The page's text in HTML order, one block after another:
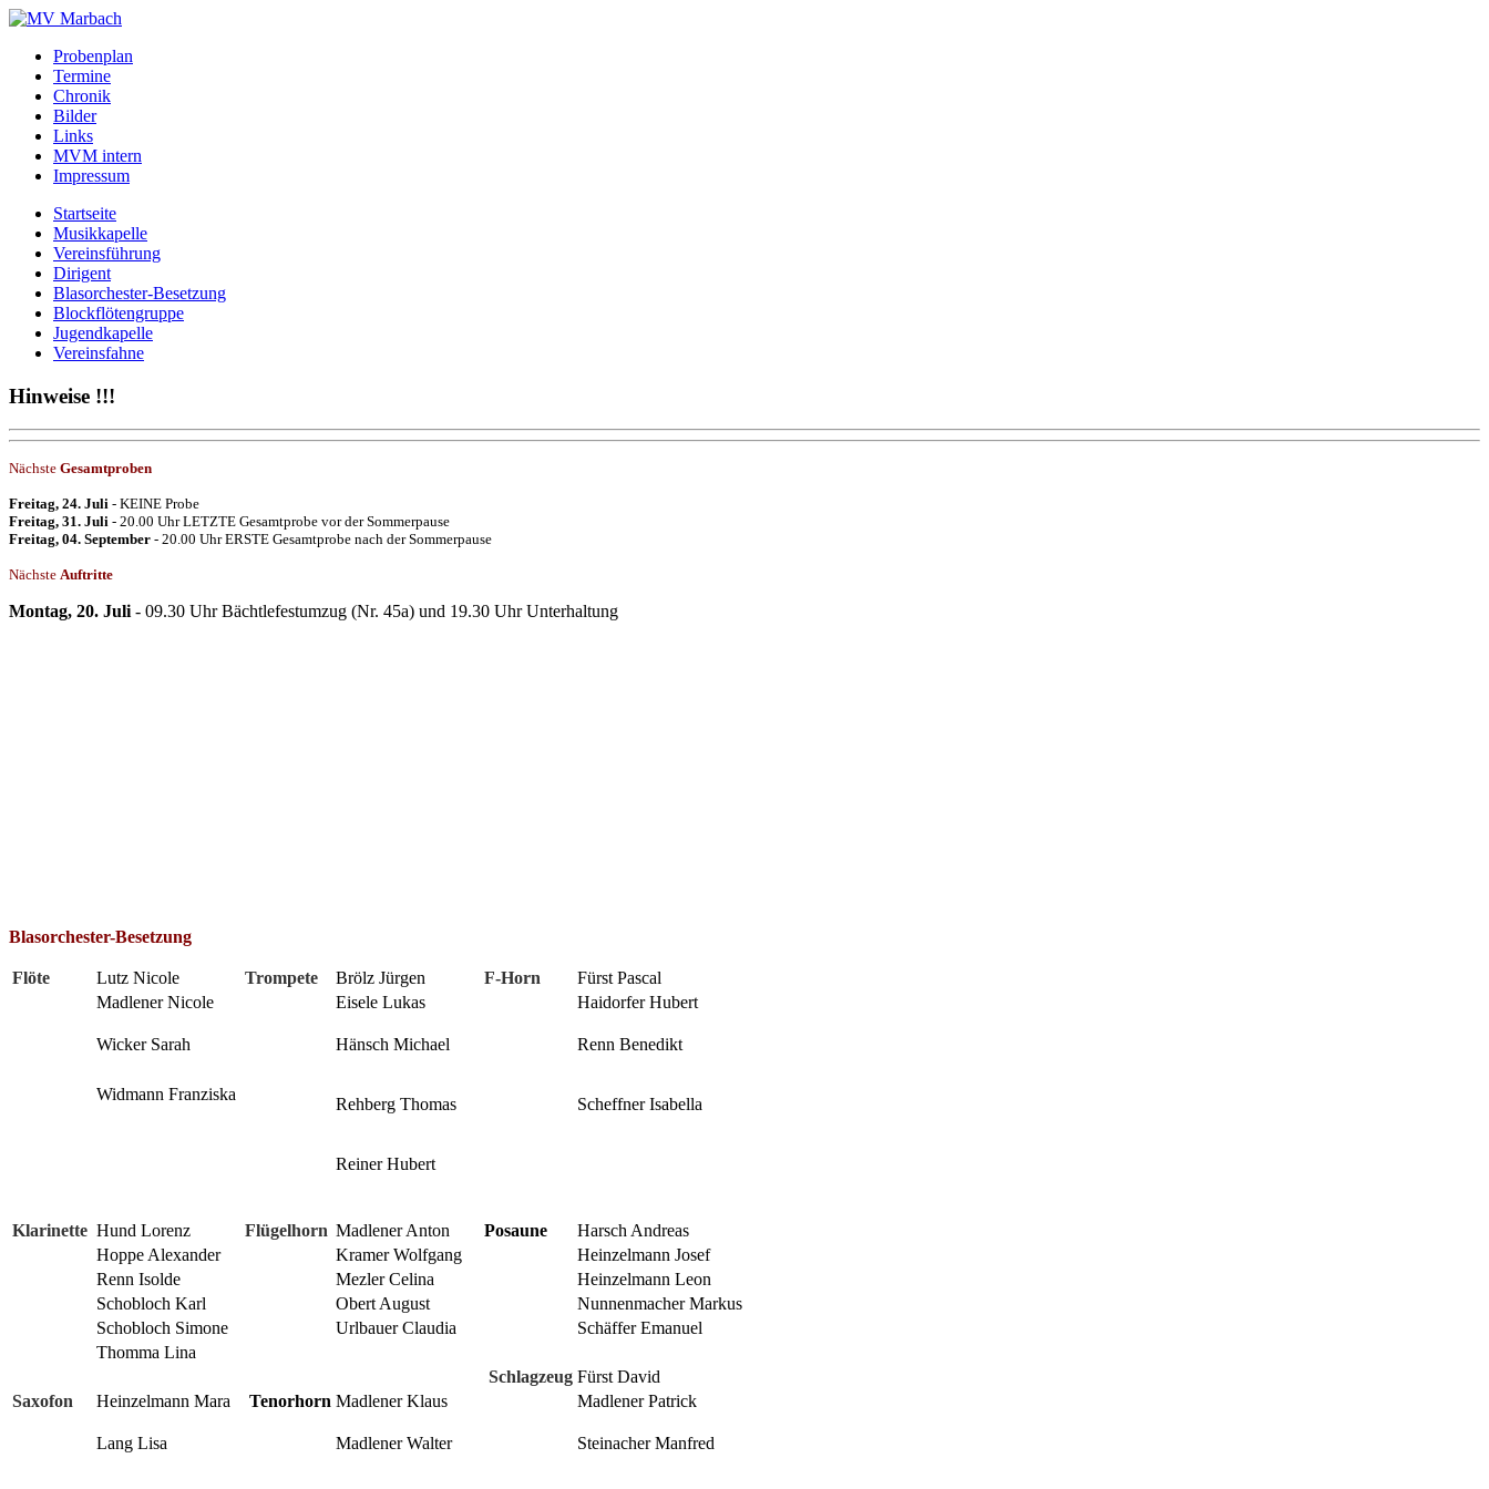
Probenplan
Termine
Chronik
Bilder
Links
MVM intern
Impressum
Startseite
Musikkapelle
Vereinsführung
Dirigent
Blasorchester-Besetzung
Blockflötengruppe
Jugendkapelle
Vereinsfahne
Hinweise !!!
Nächste Gesamtproben
Freitag, 24. Juli - KEINE Probe
Freitag, 31. Juli - 20.00 Uhr LETZTE Gesamtprobe vor der Sommerpause
Freitag, 04. September - 20.00 Uhr ERSTE Gesamtprobe nach der Sommerpause
Nächste Auftritte
Montag, 20. Juli- 09.30 Uhr Bächtlefestumzug (Nr. 45a) und 19.30 Uhr Unterhaltung
Blasorchester-Besetzung
Flöte Lutz Nicole Trompete Brölz Jürgen F-Horn
Fürst Pascal
Madlener Nicole
Eisele Lukas Haidorfer Hubert
Wicker Sarah Hänsch Michael Renn Benedikt
Widmann Franziska
Rehberg Thomas Scheffner Isabella
Reiner Hubert
Klarinette Hund Lorenz Flügelhorn Madlener Anton Posaune
Harsch Andreas
Hoppe Alexander
Kramer Wolfgang
Heinzelmann Josef
Renn Isolde
Mezler Celina
Heinzelmann Leon
Schobloch Karl
Obert August
Nunnenmacher Markus
Schobloch Simone
Urlbauer Claudia
Schäffer Emanuel
Thomma Lina
Schlagzeug Fürst David
Saxofon
Heinzelmann Mara Tenorhorn Madlener Klaus Madlener Patrick
Lang Lisa Madlener Walter Steinacher Manfred